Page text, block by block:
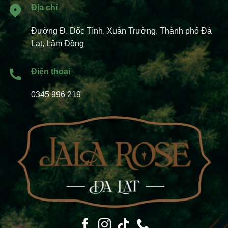
Địa chỉ
Đường Đ. Dốc Tình, Xuân Trường, Thành phố Đà
Lạt, Lâm Đồng
Điện thoại
0345 996 219